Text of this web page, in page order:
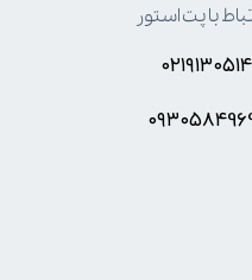
با پت استور